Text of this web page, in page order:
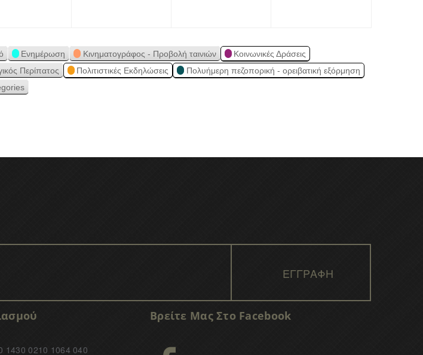
Ενημέρωση Κινηματογράφος - Προβολή ταινιών
Κοινωνικές Δράσεις
Περίπατος Πολιτιστικές Εκδηλώσεις
Πολυήμερη πεζοπορική - ορειβατική εξόρμηση
1430 0210 1064 040
Βρείτε Μας Στο Facebook